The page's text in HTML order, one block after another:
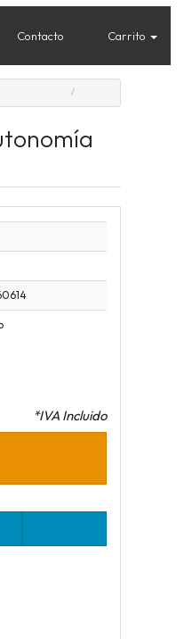
Contacto Carrito
*IVA Incluido